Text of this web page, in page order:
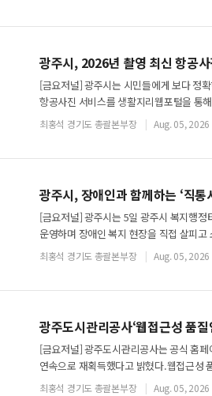
광주시, 2026년 촬영 최신 항공
[금요저널] 광주시는 시민들에게 보다 정
항공사진 서비스를 생활지리웹포털을 통
4월에 광주시 전역을 대상으로 촬영한 디
최홍석 경기도 총괄본부장 Aug. 05, 2026
광주시, 장애인과 함께하는 ‘직통
[금요저널] 광주시는 5일 광주시 복지행정
운영하며 장애인 복지 현장을 직접 살피
100일 운영의 일환으로 박관열 광주시장이
최홍석 경기도 총괄본부장 Aug. 05, 2026
광주도시관리공사‘웹접근성 품
[금요저널] 광주도시관리공사는 공식 홈
연속으로 재획득했다고 밝혔다.웹접근성
웹사이트를 불편 없이 이용할 수 있도록 기
최홍석 경기도 총괄본부장 Aug. 05, 2026